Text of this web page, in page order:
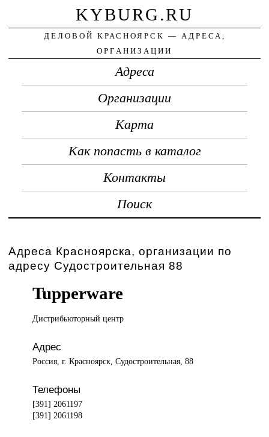
KYBURG.RU
ДЕЛОВОЙ КРАСНОЯРСК — АДРЕСА,
ОРГАНИЗАЦИИ
Адреса
Организации
Карта
Как попасть в каталог
Контакты
Поиск
Адреса Красноярска, организации по
адресу Судостроительная 88
Tupperware
Дистрибьюторный центр
Адрес
Россия, г. Красноярск, Судостроительная, 88
Телефоны
[391] 2061197
[391] 2061198